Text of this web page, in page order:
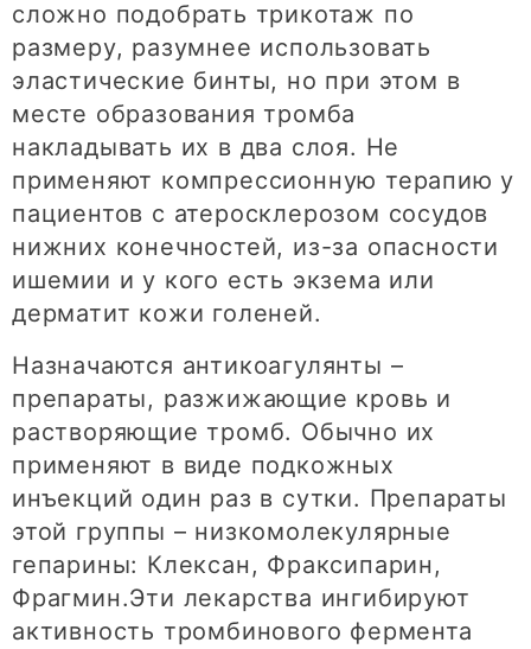
сложно подобрать трикотаж по
размеру, разумнее использовать
эластические бинты, но при этом в
месте образования тромба
накладывать их в два слоя. Не
применяют компрессионную терапию у
пациентов с атеросклерозом сосудов
нижних конечностей, из-за опасности
ишемии и у кого есть экзема или
дерматит кожи голеней.
Назначаются антикоагулянты –
препараты, разжижающие кровь и
растворяющие тромб. Обычно их
применяют в виде подкожных
инъекций один раз в сутки. Препараты
этой группы – низкомолекулярные
гепарины: Клексан, Фраксипарин,
Фрагмин.Эти лекарства ингибируют
активность тромбинового фермента